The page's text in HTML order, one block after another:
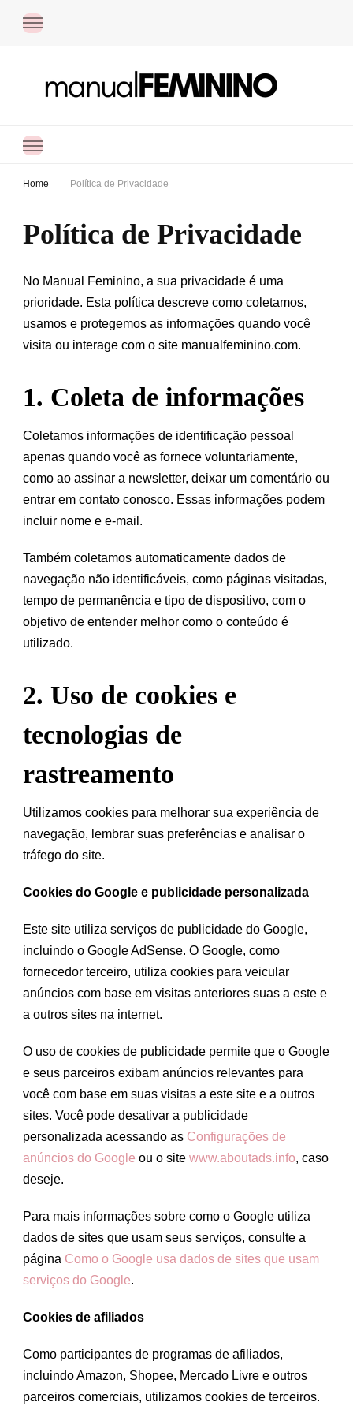
Home Política de Privacidade
Política de Privacidade
No Manual Feminino, a sua privacidade é uma
prioridade. Esta política descreve como coletamos,
usamos e protegemos as informações quando você
visita ou interage com o site manualfeminino.com.
1. Coleta de informações
Coletamos informações de identificação pessoal
apenas quando você as fornece voluntariamente,
como ao assinar a newsletter, deixar um comentário ou
entrar em contato conosco. Essas informações podem
incluir nome e e-mail.
Também coletamos automaticamente dados de
navegação não identificáveis, como páginas visitadas,
tempo de permanência e tipo de dispositivo, com o
objetivo de entender melhor como o conteúdo é
utilizado.
2. Uso de cookies e
tecnologias de
rastreamento
Utilizamos cookies para melhorar sua experiência de
navegação, lembrar suas preferências e analisar o
tráfego do site.
Cookies do Google e publicidade personalizada
Este site utiliza serviços de publicidade do Google,
incluindo o Google AdSense. O Google, como
fornecedor terceiro, utiliza cookies para veicular
anúncios com base em visitas anteriores suas a este e
a outros sites na internet.
O uso de cookies de publicidade permite que o Google
e seus parceiros exibam anúncios relevantes para
você com base em suas visitas a este site e a outros
sites. Você pode desativar a publicidade
personalizada acessando as Configurações de
anúncios do Google ou o site www.aboutads.info, caso
deseje.
Para mais informações sobre como o Google utiliza
dados de sites que usam seus serviços, consulte a
página Como o Google usa dados de sites que usam
serviços do Google.
Cookies de afiliados
Como participantes de programas de afiliados,
incluindo Amazon, Shopee, Mercado Livre e outros
parceiros comerciais, utilizamos cookies de terceiros.